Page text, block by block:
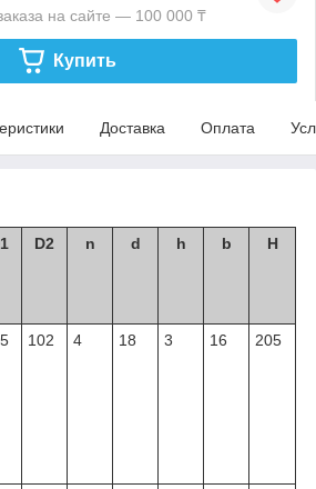
на сайте — 100 000 ₸
Купить
Доставка Оплата
D2 n d h b H
102 4 18 3 16 205